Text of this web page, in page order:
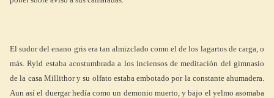
El sudor del enano gris era tan almizclado como el de los lagartos de carga, o
más. Ryld estaba acostumbrada a los inciensos de meditación del gimnasio
de la casa Millithor y su olfato estaba embotado por la constante ahumadera.
Aun así el duergar hedía como un demonio muerto, y bajo el yelmo asomaba